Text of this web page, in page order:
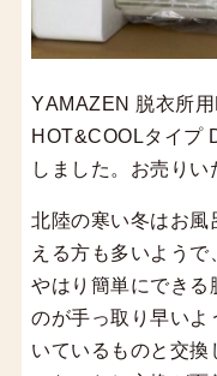
YAMAZEN 脱衣所
HOT&COOLタイプ
しました。お売りい
北陸の寒い冬はお風
える方も多いようで
やはり簡単にできる
のが手っ取り早いよ
いているものと交換